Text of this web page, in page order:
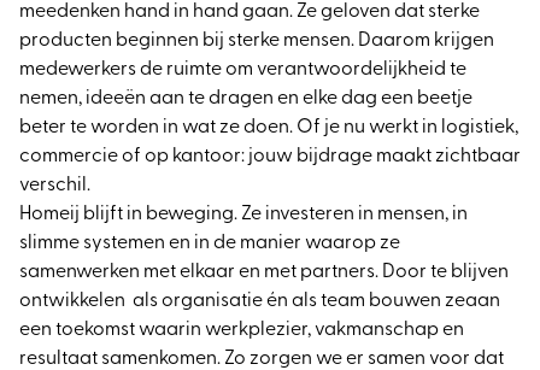
meedenken hand in hand gaan. Ze geloven dat sterke
producten beginnen bij sterke mensen. Daarom krijgen
medewerkers de ruimte om verantwoordelijkheid te
nemen, ideeën aan te dragen en elke dag een beetje
beter te worden in wat ze doen. Of je nu werkt in logistiek,
commercie of op kantoor: jouw bijdrage maakt zichtbaar
verschil.
Homeij blijft in beweging. Ze investeren in mensen, in
slimme systemen en in de manier waarop ze
samenwerken met elkaar en met partners. Door te blijven
ontwikkelen als organisatie én als team bouwen zeaan
een toekomst waarin werkplezier, vakmanschap en
resultaat samenkomen. Zo zorgen we er samen voor dat